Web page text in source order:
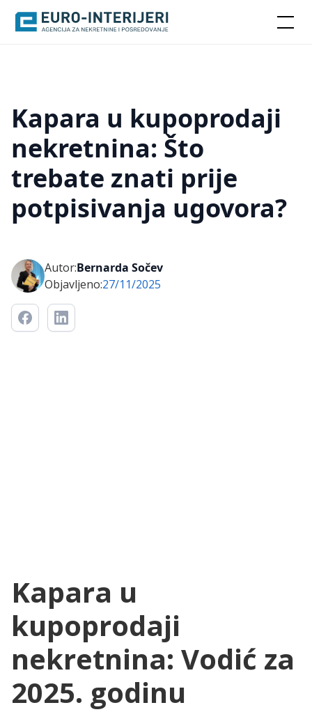
Kapara u kupoprodaji
nekretnina: Što
trebate znati prije
potpisivanja ugovora?
Autor:Bernarda Sočev
Objavljeno:27/11/2025
Kapara u
kupoprodaji
nekretnina: Vodić za
2025. godinu